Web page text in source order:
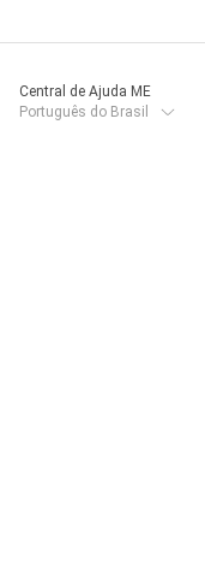
Central de Ajuda ME
Português do Brasil